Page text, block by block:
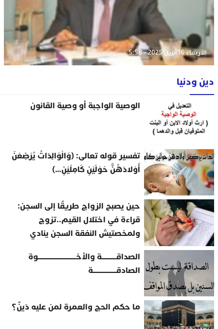
الأربعاء 16 أبريل 2025 - 5:58
دين ودنيا
الوصية الواجبة أو وصية القانون
تفسير قوله تعالى: (وَالْوَالِدَاتُ يُرْضِعْنَ
أَوْلادَهُنَّ حَوْلَيْنِ كَامِلَيْنِ…)
حين يصبح الزواج طريقًا إلى السجن:
قراءة في اختلال القيم..تزوج
ولمخصتيش النفقة السجن ينادي
الصداقــــــــــة والأخــــــــــــــــــــــــــوة
الصادقــــــــــــــــة
ما حكم الحج والعمرة لمن عليه دَينٌ؟